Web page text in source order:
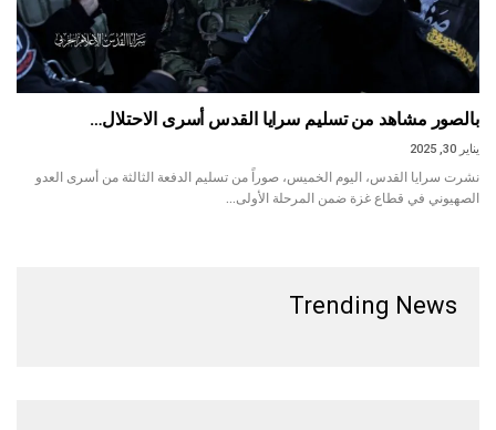
بالصور مشاهد من تسليم سرايا القدس أسرى الاحتلال…
يناير 30, 2025
نشرت سرايا القدس، اليوم الخميس، صوراً من تسليم الدفعة الثالثة من أسرى العدو
الصهيوني في قطاع غزة ضمن المرحلة الأولى…
Trending News